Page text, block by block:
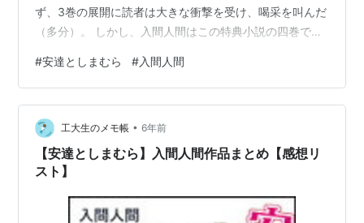
ず、3巻の展開に読者は大きな衝撃を受け、喝采を叫んだ
（多分）。 しかし、入間人間はこの特典小説の四巻でさ
は、「しまむらたちの老いと死」である。 物語は八十才
近いお婆さんとなったしまむらが、寝床から起き上がる
場面で始まる。 安達はこの世を去り、日野も永藤も樽見
も、しまむらの妹さえも死に、しまむらだけが残された
世界。 かつての修学旅行で、霧の中を通して安達のいな
い自分の世界がい…
#安達としまむら #入間人間
工大生のメモ帳 • 6年前
【安達としまむら】入間人間作品まとめ【感想リ
スト】